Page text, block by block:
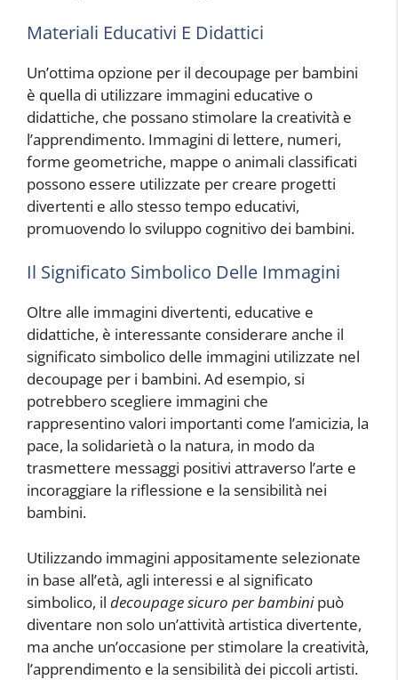
Materiali Educativi E Didattici
Un’ottima opzione per il decoupage per bambini
è quella di utilizzare immagini educative o
didattiche, che possano stimolare la creatività e
l’apprendimento. Immagini di lettere, numeri,
forme geometriche, mappe o animali classificati
possono essere utilizzate per creare progetti
divertenti e allo stesso tempo educativi,
promuovendo lo sviluppo cognitivo dei bambini.
Il Significato Simbolico Delle Immagini
Oltre alle immagini divertenti, educative e
didattiche, è interessante considerare anche il
significato simbolico delle immagini utilizzate nel
decoupage per i bambini. Ad esempio, si
potrebbero scegliere immagini che
rappresentino valori importanti come l’amicizia, la
pace, la solidarietà o la natura, in modo da
trasmettere messaggi positivi attraverso l’arte e
incoraggiare la riflessione e la sensibilità nei
bambini.
Utilizzando immagini appositamente selezionate
in base all’età, agli interessi e al significato
simbolico, il decoupage sicuro per bambinipuò
diventare non solo un’attività artistica divertente,
ma anche un’occasione per stimolare la creatività,
l’apprendimento e la sensibilità dei piccoli artisti.